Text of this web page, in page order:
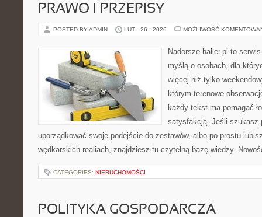
PRAWO I PRZEPISY
POSTED BY ADMIN LUT - 26 - 2026 MOŻLIWOŚĆ
Nadorsze-haller.pl to
myślą o osobach, dla
więcej niż tylko
którym terenowe
każdy tekst ma pomagać
satysfakcją. Jeśli szukasz
uporządkować swoje podejście do zestawów, albo po prostu
wędkarskich realiach, znajdziesz tu czytelną bazę wiedzy.
CATEGORIES: NIERUCHOMOŚCI
POLITYKA GOSPODARCZA